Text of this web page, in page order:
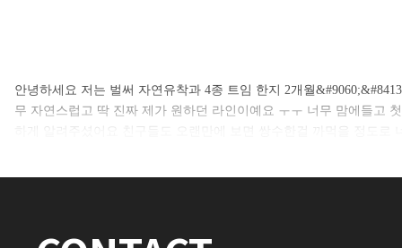
셀카후기 전체 내용은
로그인 후 확인하실 수 있습니다.
안녕하세요 저는 벌써 자연유착과 4종 트임 한지 2개월
무 자연스럽고 딱 진짜 제가 원하던 라인이예요 ㅜㅜ 너무 맘에들고
하게 알려주셨어요 친구들도 오랜만에 보면 쌍수한걸 까먹을 정도로